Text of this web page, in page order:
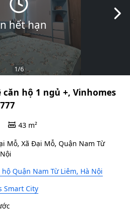
hết hạn
1/6
hộ 1 ngủ +, Vinhomes
43 m²
Mỗ, Xã Đại Mỗ, Quận Nam Từ
Quận Nam Từ Liêm, Hà Nội
Smart City